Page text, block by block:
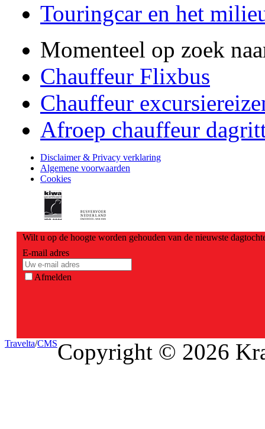
Touringcar en het
Momenteel op zoek
Chauffeur Flixbus
Chauffeur
Afroep chauffeur
Disclaimer & Privacy verklaring
Algemene voorwaarden
Cookies
Wilt u op de hoogte worden gehouden van de nieuwste
E-mail adres
Afmelden
Travelta/CMSCopyright © 2026